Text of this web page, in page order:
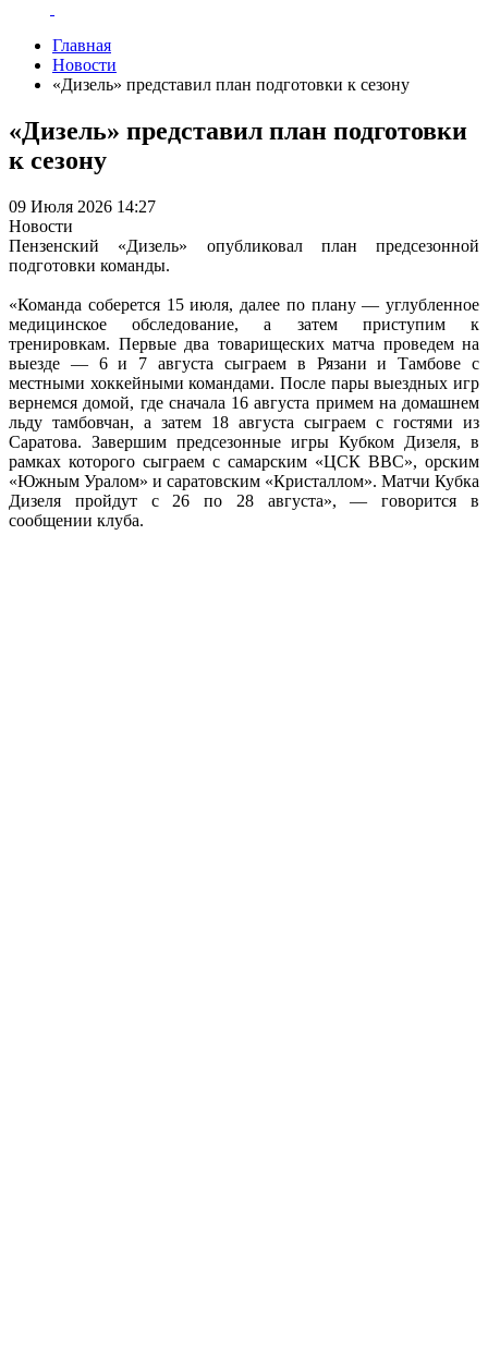
Главная
Новости
«Дизель» представил план подготовки к сезону
«Дизель» представил план подготовки
к сезону
09 Июля 2026 14:27
Новости
Пензенский «Дизель» опубликовал план предсезонной
подготовки команды.
«Команда соберется 15 июля, далее по плану — углубленное
медицинское обследование, а затем приступим к
тренировкам. Первые два товарищеских матча проведем на
выезде — 6 и 7 августа сыграем в Рязани и Тамбове с
местными хоккейными командами. После пары выездных игр
вернемся домой, где сначала 16 августа примем на домашнем
льду тамбовчан, а затем 18 августа сыграем с гостями из
Саратова. Завершим предсезонные игры Кубком Дизеля, в
рамках которого сыграем с самарским «ЦСК ВВС», орским
«Южным Уралом» и саратовским «Кристаллом». Матчи Кубка
Дизеля пройдут с 26 по 28 августа», — говорится в
сообщении клуба.